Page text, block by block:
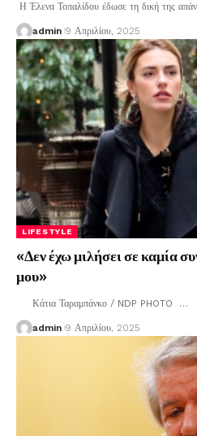
Η Έλενα Τοπαλίδου έδωσε τη δική της
admin 9 Απριλίου, 2025
LIFESTYLE
«Δεν έχω μιλήσει σε καμία
μου»
Κάτια Ταραμπάνκο / NDP PHOTO …
admin 9 Απριλίου, 2025